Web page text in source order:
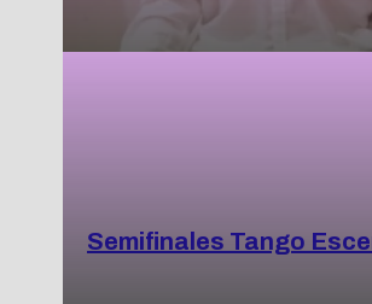
Semifinales Tango